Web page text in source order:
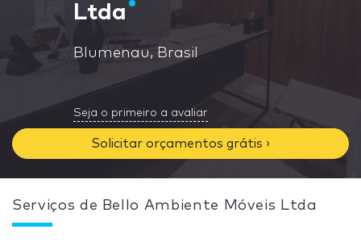
Ltda
Blumenau, Brasil
Seja o primeiro a avaliar
Solicitar orçamentos grátis ›
Serviços de Bello Ambiente Móveis Ltda